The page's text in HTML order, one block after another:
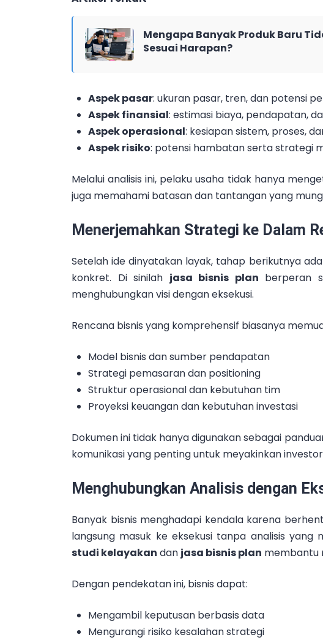
Mengapa Banyak Produk Baru
Sesuai Harapan?
Aspek pasar: ukuran pasar, tren, dan potensi
Aspek finansial: estimasi biaya, pendapatan,
Aspek operasional: kesiapan sistem, proses,
Aspek risiko: potensi hambatan serta strategi
Melalui analisis ini, pelaku usaha tidak hanya
juga memahami batasan dan tantangan yang
Menerjemahkan Strategi ke Dalam
Setelah ide dinyatakan layak, tahap berikutnya
konkret. Di sinilah jasa bisnis plan berperan
menghubungkan visi dengan eksekusi.
Rencana bisnis yang komprehensif biasanya
Model bisnis dan sumber pendapatan
Strategi pemasaran dan positioning
Struktur operasional dan kebutuhan tim
Proyeksi keuangan dan kebutuhan investasi
Dokumen ini tidak hanya digunakan sebagai
komunikasi yang penting untuk meyakinkan
Menghubungkan Analisis dengan
Banyak bisnis menghadapi kendala karena
langsung masuk ke eksekusi tanpa analisis yang
studi kelayakan dan jasa bisnis plan membantu
Dengan pendekatan ini, bisnis dapat:
Mengambil keputusan berbasis data
Mengurangi risiko kesalahan strategi